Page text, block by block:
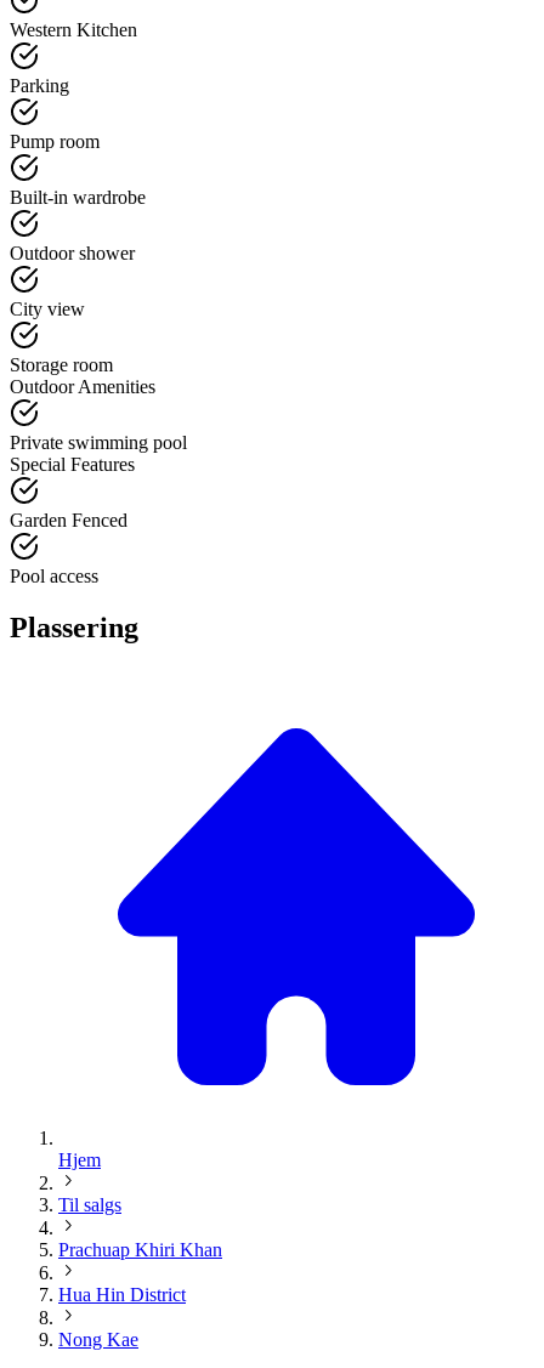
Western Kitchen
Parking
Pump room
Built-in wardrobe
Outdoor shower
City view
Storage room
Outdoor Amenities
Private swimming pool
Special Features
Garden Fenced
Pool access
Plassering
Hjem
Til salgs
Prachuap Khiri Khan
Hua Hin District
Nong Kae